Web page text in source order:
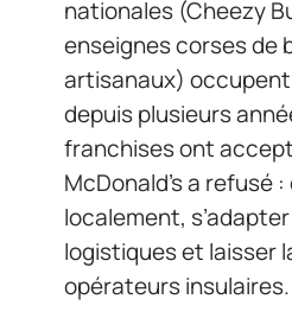
nationales (Cheezy
enseignes corses de
artisanaux)
depuis plusieurs
franchises ont
McDonald’s a refusé
localement,
logistiques et laisser
opérateurs insulaires.